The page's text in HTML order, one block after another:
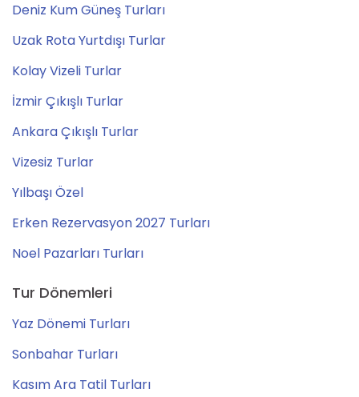
Deniz Kum Güneş Turları
Uzak Rota Yurtdışı Turlar
Kolay Vizeli Turlar
İzmir Çıkışlı Turlar
Ankara Çıkışlı Turlar
Vizesiz Turlar
Yılbaşı Özel
Erken Rezervasyon 2027 Turları
Noel Pazarları Turları
Tur Dönemleri
Yaz Dönemi Turları
Sonbahar Turları
Kasım Ara Tatil Turları